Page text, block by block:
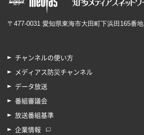
〒477-0031 愛知県東海市大田町下浜田165番地
チャンネルの使い方
メディアス防災チャンネル
データ放送
番組審議会
放送番組基準
企業情報